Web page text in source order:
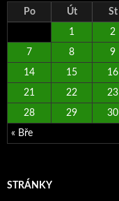
Po Út St
« Bře
1 2
7 8 9
14 15 16
21 22 23
28 29 30
STRÁNKY